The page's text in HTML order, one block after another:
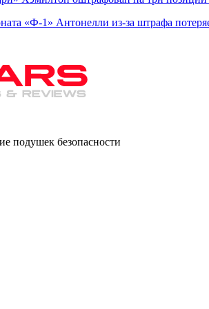
«Ф‑1» Антонелли из‑за штрафа
подушек безопасности